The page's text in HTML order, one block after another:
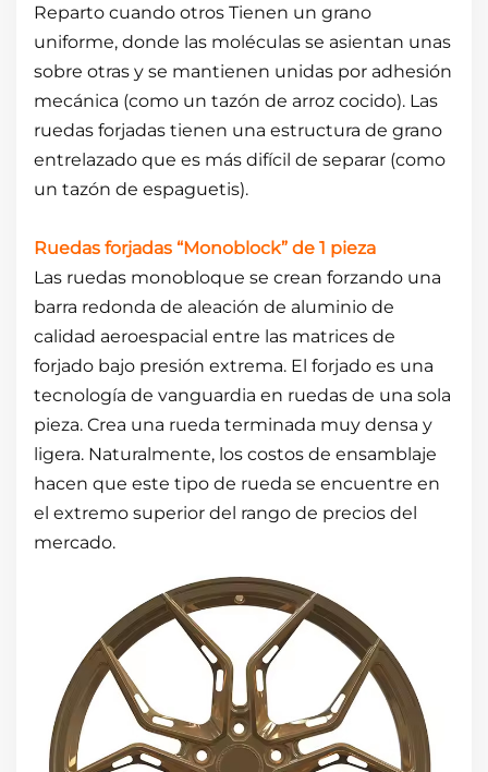
Reparto cuando otros Tienen un grano
uniforme, donde las moléculas se asientan unas
sobre otras y se mantienen unidas por adhesión
mecánica (como un tazón de arroz cocido). Las
ruedas forjadas tienen una estructura de grano
entrelazado que es más difícil de separar (como
un tazón de espaguetis).
Ruedas forjadas “Monoblock” de 1 pieza
Las ruedas monobloque se crean forzando una
barra redonda de aleación de aluminio de
calidad aeroespacial entre las matrices de
forjado bajo presión extrema. El forjado es una
tecnología de vanguardia en ruedas de una sola
pieza. Crea una rueda terminada muy densa y
ligera. Naturalmente, los costos de ensamblaje
hacen que este tipo de rueda se encuentre en
el extremo superior del rango de precios del
mercado.